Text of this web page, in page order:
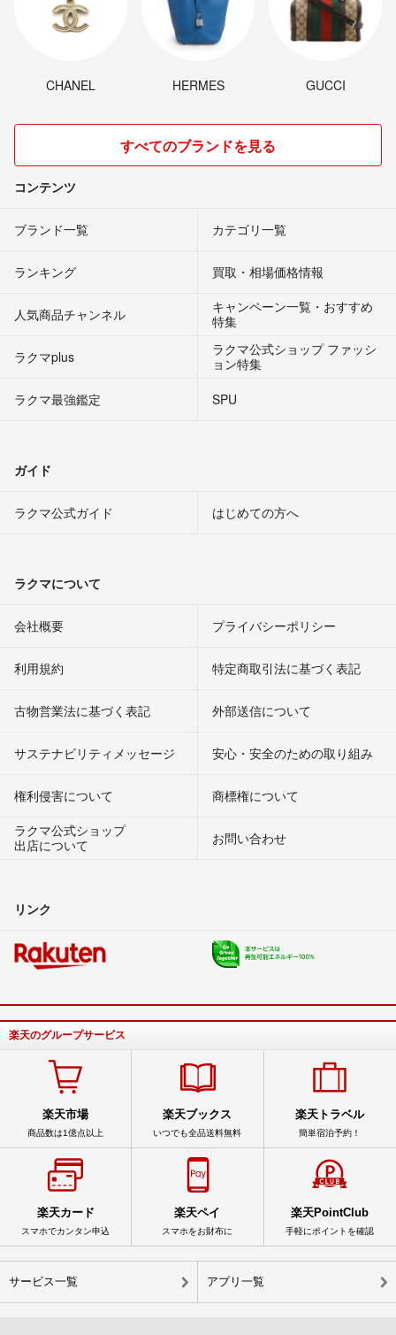
CHANEL HERMES GUCCI
すべてのブランドを見る
コンテンツ
ブランド一覧 カテゴリ一覧
ランキング 買取・相場価格情報
人気商品チャンネル
キャンペーン一覧・おすすめ
特集
ラクマplus
ラクマ公式ショップ ファッシ
ョン特集
ラクマ最強鑑定
SPU
ガイド
ラクマ公式ガイド はじめての方へ
ラクマについて
会社概要 プライバシーポリシー
利用規約 特定商取引法に基づく表記
古物営業法に基づく表記 外部送信について
サステナビリティメッセージ 安心・安全のための取り組み
権利侵害について
商標権について
ラクマ公式ショップ
出店について
お問い合わせ
リンク
楽天のグループサービス
楽天市場
商品数は1億点以上
楽天ブックス
いつでも全品送料無料
楽天トラベル
簡単宿泊予約！
楽天カード
スマホでカンタン申込
楽天ペイ
スマホをお財布に
楽天PointClub
手軽にポイントを確認
サービス一覧 アプリ一覧